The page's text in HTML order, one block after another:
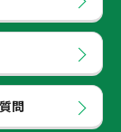
問